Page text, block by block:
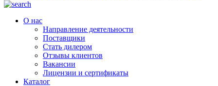
О нас
Направление деятельности
Поставщики
Стать дилером
Отзывы клиентов
Вакансии
Лицензии и сертификаты
Каталог